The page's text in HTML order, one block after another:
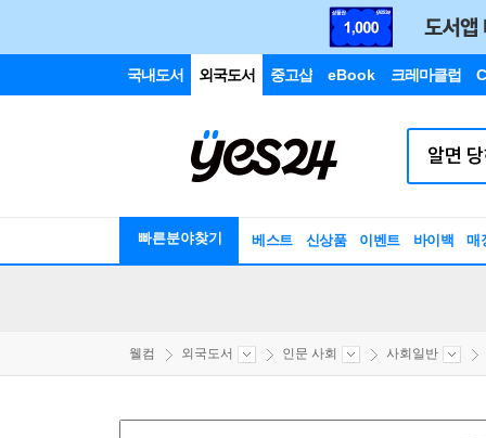
국내도서 외국도서 중고샵 eBook 크레마클럽
빠른분야찾기 베스트 신상품 이벤트 바이백 매
웰컴 외국도서 인문 사회 사회일반